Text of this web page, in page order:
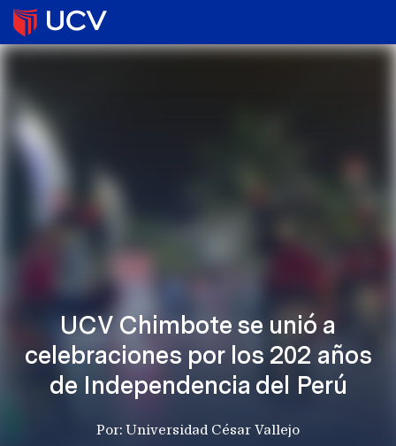
UCV Chimbote se unió a
celebraciones por los 202 años
de Independencia del Perú
Por: Universidad César Vallejo